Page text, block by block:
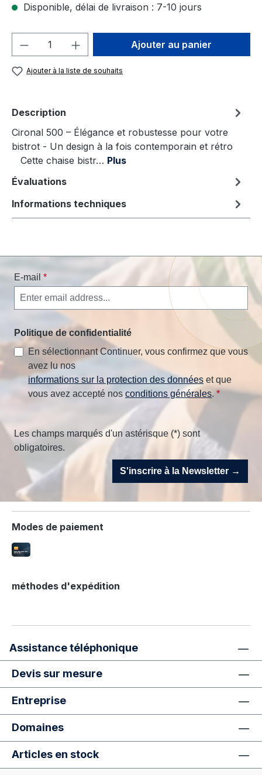
Disponible, délai de livraison : 7-10 jours
Quantité de produit : Entrez la
Ajouter au panier
Ajouter à la liste de souhaits
Description
Cironal 500 – Élégance et robustesse pour votre
bistrot - Un design à la fois contemporain et rétro
Cette chaise bistr… Plus
Évaluations
Informations techniques
E-mail *
Politique de confidentialité
En sélectionnant Continuer, vous confirmez que vous
avez lu nos
informations sur la protection des données et que
vous avez accepté nos conditions générales. *
Les champs marqués d'un astérisque (*) sont
obligatoires.
S'inscrire à la Newsletter →
Modes de paiement
méthodes d'expédition
Assistance téléphonique
Devis sur mesure
Entreprise
Domaines
Articles en stock